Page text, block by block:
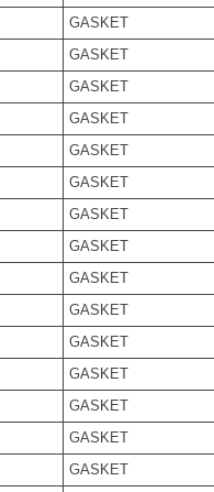
GASKET
GASKET
GASKET
GASKET
GASKET
GASKET
GASKET
GASKET
GASKET
GASKET
GASKET
GASKET
GASKET
GASKET
GASKET